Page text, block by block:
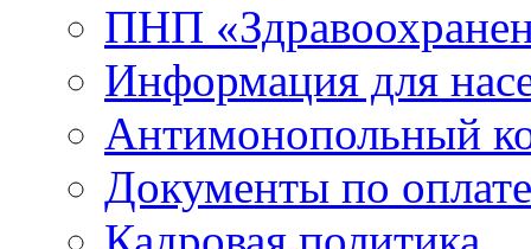
ПНП
Информация для
Антимонопольный
Документы по